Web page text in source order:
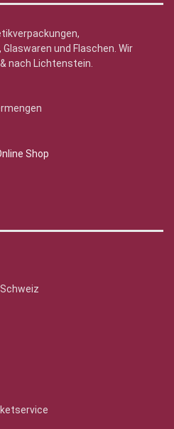
und Flaschen. Wir
nach Lichtenstein.